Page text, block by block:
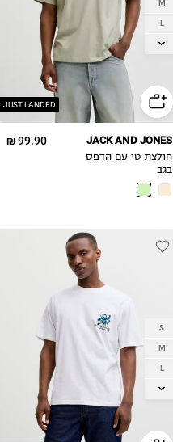
JUST LANDED
M
L
XL
99.90 ₪ JACK AND JONES
חולצת טי עם הדפס
בגב
S
M
L
XL